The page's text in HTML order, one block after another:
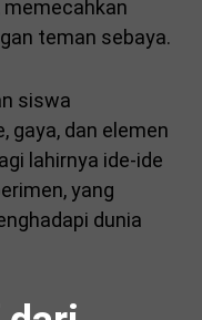
teman sebaya.
siswa
gaya, dan elemen
lahirnya ide-ide
yang
dunia